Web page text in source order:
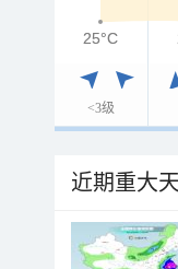
<3级
25°C
25°C
近期重大